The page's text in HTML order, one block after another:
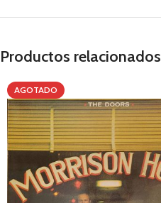
Productos relacionados
AGOTADO